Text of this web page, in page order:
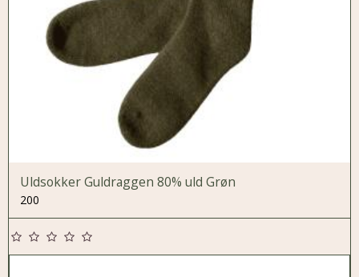
Uldsokker Guldraggen 80% uld Grøn
200